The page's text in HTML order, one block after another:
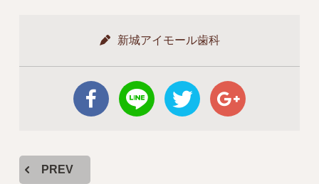
新城アイモール歯科
PREV